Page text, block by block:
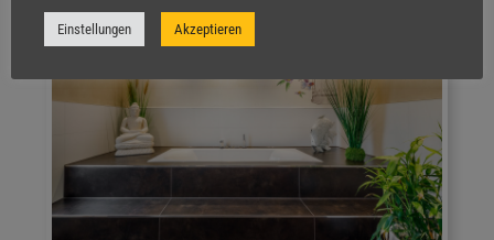
Einstellungen Akzeptieren